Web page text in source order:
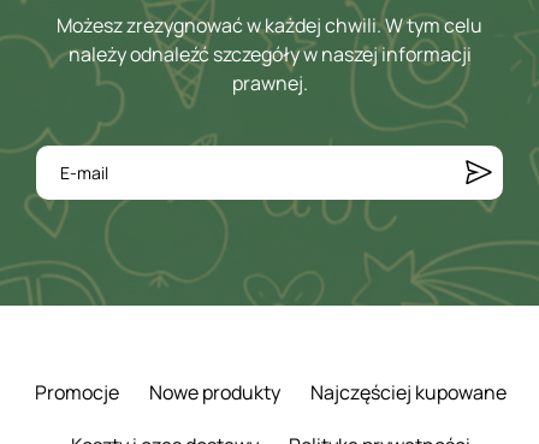
Możesz zrezygnować w każdej chwili. W tym celu
należy odnaleźć szczegóły w naszej informacji
prawnej.
Promocje Nowe produkty
Najczęściej kupowane